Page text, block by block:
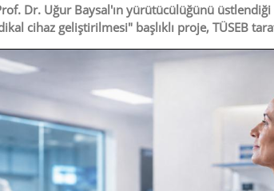
Dr. Uğur Baysal'ın yürütücülüğünü üstlendiği
cihaz geliştirilmesi" başlıklı proje, TÜSEB